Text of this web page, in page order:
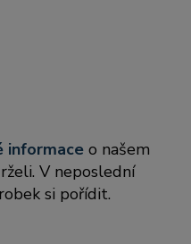
informace o našem
V neposlední
si pořídit.